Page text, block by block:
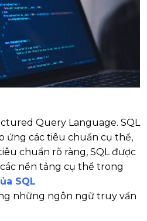
Query Language. SQL
ứng các tiêu chuẩn cụ thể,
chuẩn rõ ràng, SQL được
nền tảng cụ thể trong
SQL
những ngôn ngữ truy vấn